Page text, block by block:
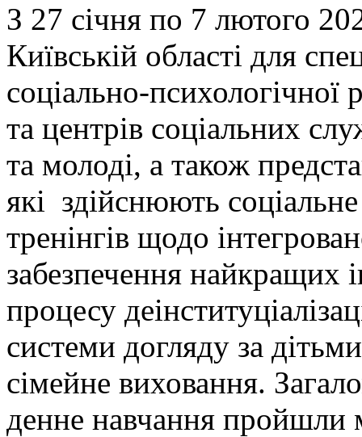
З 27 січня по 7 лютого
Київській області для
соціально-психологічної
та центрів соціальних
та молоді, а також
які здійснюють
тренінгів щодо
забезпечення найкращих
процесу
системи догляду за
сімейне виховання.
денне навчання пройшли